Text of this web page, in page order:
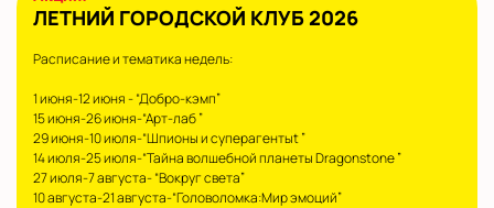
ЛЕТНИЙ ГОРОДСКОЙ КЛУБ 2026
Расписание и тематика недель:
1 июня-12 июня - “Добро-кэмп”
15 июня-26 июня-“Арт-лаб ”
29 июня-10 июля-“Шпионы и суперагентыt ”
14 июля-25 июля-“Тайна волшебной планеты Dragonstone ”
27 июля-7 августа- “Вокруг света”
10 августа-21 августа-“Головоломка:Мир эмоций”